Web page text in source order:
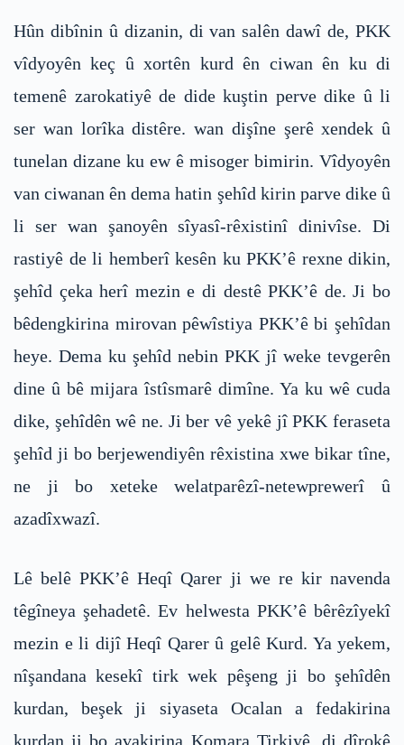
Hûn dibînin û dizanin, di van salên dawî de, PKK
vîdyoyên keç û xortên kurd ên ciwan ên ku di
temenê zarokatiyê de dide kuştin perve dike û li
ser wan lorîka distêre. wan dişîne şerê xendek û
tunelan dizane ku ew ê misoger bimirin. Vîdyoyên
van ciwanan ên dema hatin şehîd kirin parve dike û
li ser wan şanoyên sîyasî-rêxistinî dinivîse. Di
rastiyê de li hemberî kesên ku PKK’ê rexne dikin,
şehîd çeka herî mezin e di destê PKK’ê de. Ji bo
bêdengkirina mirovan pêwîstiya PKK’ê bi şehîdan
heye. Dema ku şehîd nebin PKK jî weke tevgerên
dine û bê mijara îstîsmarê dimîne. Ya ku wê cuda
dike, şehîdên wê ne. Ji ber vê yekê jî PKK feraseta
şehîd ji bo berjewendiyên rêxistina xwe bikar tîne,
ne ji bo xeteke welatparêzî-netewprewerî û
azadîxwazî.
Lê belê PKK’ê Heqî Qarer ji we re kir navenda
têgîneya şehadetê. Ev helwesta PKK’ê bêrêzîyekî
mezin e li dijî Heqî Qarer û gelê Kurd. Ya yekem,
nîşandana kesekî tirk wek pêşeng ji bo şehîdên
kurdan, beşek ji siyaseta Ocalan a fedakirina
kurdan ji bo avakirina Komara Tirkiyê. di dîrokê